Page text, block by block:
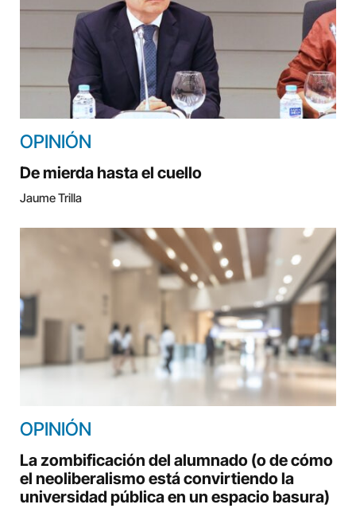
OPINIÓN
De mierda hasta el cuello
Jaume Trilla
OPINIÓN
La zombificación del alumnado (o de cómo
el neoliberalismo está convirtiendo la
universidad pública en un espacio basura)